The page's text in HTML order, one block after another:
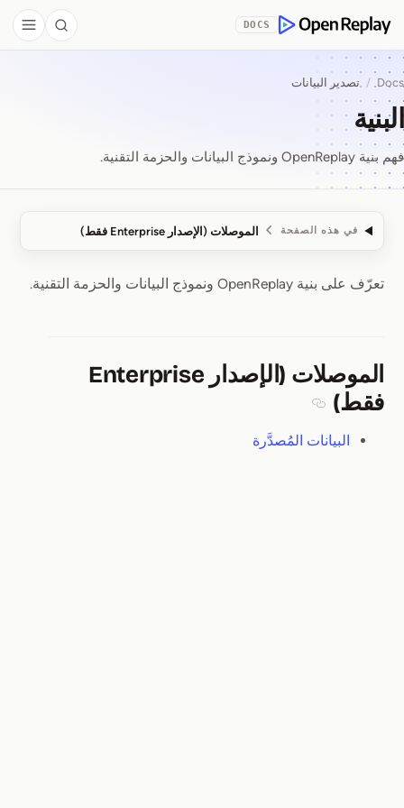
OpenReplay
DOCS
Search
Docs
/ تصدير البيانات
البنية
فهم بنية OpenReplay ونموذج البيانات والحزمة التقنية.
في هذه الصفحة الموصلات (الإصدار Enterprise فقط)
البنية
تعرّف على بنية OpenReplay ونموذج البيانات والحزمة التقنية.
الموصلات (الإصدار Enterprise
فقط)
البيانات المُصدَّرة